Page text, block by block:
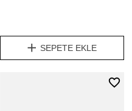
SEPETE EKLE